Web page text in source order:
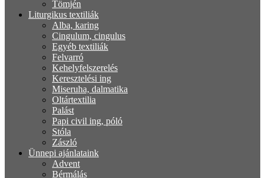
Tömjén
Liturgikus textiliák
Alba, karing
Cingulum, cingulus
Egyéb textiliák
Felvarró
Kehelyfelszerelés
Keresztelési ing
Miseruha, dalmatika
Oltártextilia
Palást
Papi civil ing, póló
Stóla
Zászló
Ünnepi ajánlataink
Advent
Bérmálás